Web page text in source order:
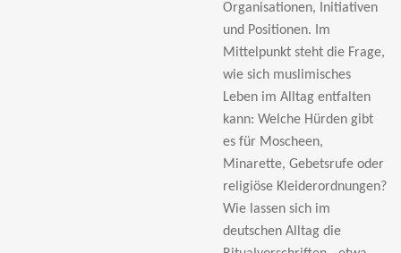
Organisationen, Initiativen
und Positionen. Im
Mittelpunkt steht die Frage,
wie sich muslimisches
Leben im Alltag entfalten
kann: Welche Hürden gibt
es für Moscheen,
Minarette, Gebetsrufe oder
religiöse Kleiderordnungen?
Wie lassen sich im
deutschen Alltag die